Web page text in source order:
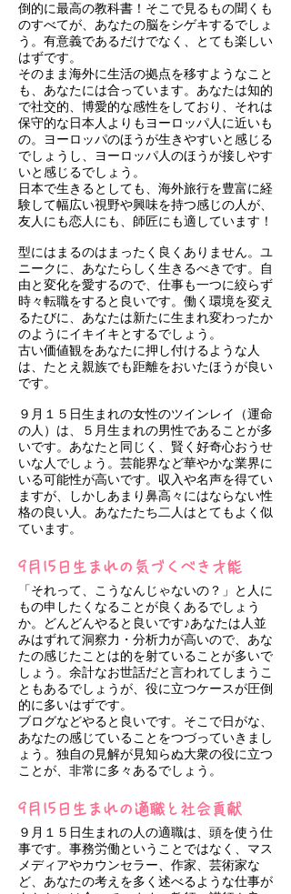
倒的に最高の教科書！そこで見るもの聞くも
のすべてが、あなたの脳をシゲキするでしょ
う。有意義であるだけでなく、とても楽しい
はずです。
そのまま海外に生活の拠点を移すようなこと
も、あなたには合っています。あなたは知的
で社交的、博愛的な感性をしており、それは
保守的な日本人よりもヨーロッパ人に近いも
の。ヨーロッパのほうが生きやすいと感じる
でしょうし、ヨーロッパ人のほうが接しやす
いと感じるでしょう。
日本で生きるとしても、海外旅行を豊富に経
験して幅広い視野や興味を持つ感じの人が、
友人にも恋人にも、師匠にも適しています！
型にはまるのはまったく良くありません。ユ
ニークに、あなたらしく生きるべきです。自
由と変化を愛するので、仕事も一つに絞らず
時々転職をすると良いです。働く環境を変え
るたびに、あなたは新たに生まれ変わったか
のようにイキイキとするでしょう。
古い価値観をあなたに押し付けるような人
は、たとえ親族でも距離をおいたほうが良い
です。
９月１５日生まれの女性のツインレイ（運命
の人）は、５月生まれの男性であることが多
いです。あなたと同じく、賢く好奇心おうせ
いな人でしょう。芸能界など華やかな業界に
いる可能性が高いです。収入や名声を得てい
ますが、しかしあまり鼻高々にはならない性
格の良い人。あなたたち二人はとてもよく似
ています。
9月15日生まれの気づくべき才能
「それって、こうなんじゃないの？」と人に
もの申したくなることが良くあるでしょう
か。どんどんやると良いです♪あなたは人並
みはずれて洞察力・分析力が高いので、あな
たの感じたことは的を射ていることが多いで
しょう。余計なお世話だと言われてしまうこ
ともあるでしょうが、役に立つケースが圧倒
的に多いはずです。
ブログなどやると良いです。そこで日がな、
あなたの感じていることをつづっていきまし
ょう。独自の見解が見知らぬ大衆の役に立つ
ことが、非常に多々あるでしょう。
9月15日生まれの適職と社会貢献
９月１５日生まれの人の適職は、頭を使う仕
事です。事務労働ということではなく、マス
メディアやカウンセラー、作家、芸術家な
ど、あなたの考えを多く述べるような仕事が